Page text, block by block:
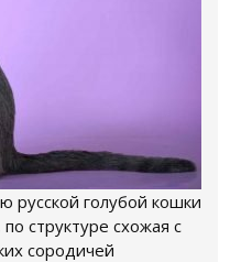
русской голубой кошки
структуре схожая с
сородичей